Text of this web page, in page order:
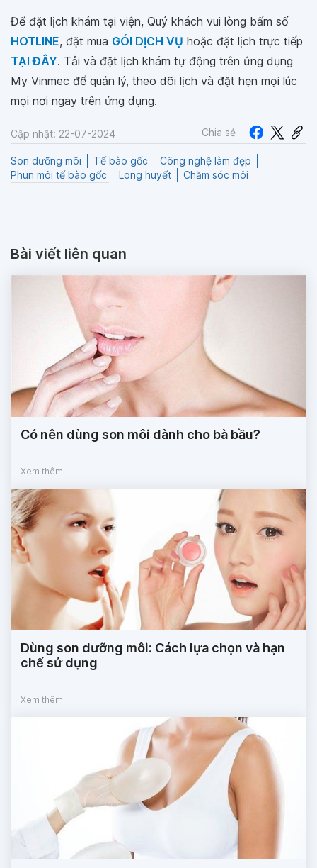
Để đặt lịch khám tại viện, Quý khách vui lòng bấm số
HOTLINE, đặt mua GÓI DỊCH VỤ hoặc đặt lịch trực tiếp
TẠI ĐÂY. Tải và đặt lịch khám tự động trên ứng dụng
My Vinmec để quản lý, theo dõi lịch và đặt hẹn mọi lúc
mọi nơi ngay trên ứng dụng.
Cập nhật: 22-07-2024 Chia sẻ
Son dưỡng môi Tế bào gốc
Công nghệ làm đẹp
Phun môi tế bào gốc
Long huyết Chăm sóc môi
Bài viết liên quan
Có nên dùng son môi dành cho bà bầu?
Xem thêm
Dùng son dưỡng môi: Cách lựa chọn và hạn
chế sử dụng
Xem thêm